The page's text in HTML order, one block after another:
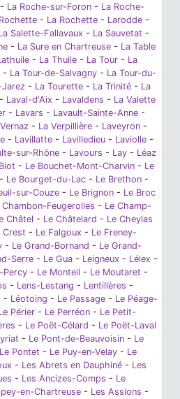
- La Roche-sur-Foron - La Roche-
- La Rochette - Larodde -
Salette-Fallavaux - La Sauvetat -
- La Sure en Chartreuse - La Table
- La Thuile - La Tour - La
- La Tour-de-Salvagny - La Tour-du-
Jarez - La Tourette - La Trinité - La
- Laval-d'Aix - Lavaldens - La Valette
- Lavars - Lavault-Sainte-Anne -
- La Verpillière - Laveyron -
- Lavillatte - Lavilledieu - Laviolle -
sur-Rhône - Lavours - Lay - Léaz
- Le Bouchet-Mont-Charvin - Le
- Le Bourget-du-Lac - Le Brethon -
sur-Couze - Le Brignon - Le Broc
Chambon-Feugerolles - Le Champ-
Châtel - Le Châtelard - Le Cheylas
Crest - Le Falgoux - Le Freney-
- Le Grand-Bornand - Le Grand-
Serre - Le Gua - Leigneux - Lélex -
Percy - Le Monteil - Le Moutaret -
- Lens-Lestang - Lentillères -
- Léotoing - Le Passage - Le Péage-
Périer - Le Perréon - Le Petit-
- Le Poët-Célard - Le Poët-Laval
- Le Pont-de-Beauvoisin - Le
Le Pontet - Le Puy-en-Velay - Le
- Les Abrets en Dauphiné - Les
- Les Ancizes-Comps - Le
en-Chartreuse - Les Assions -